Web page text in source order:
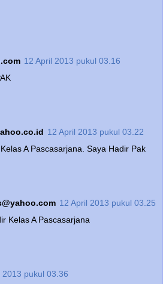
12 April 2013 pukul 03.16
12 April 2013 pukul 03.22
A Pascasarjana. Saya Hadir Pak
12 April 2013 pukul 03.25
Kelas A Pascasarjana
2013 pukul 03.36